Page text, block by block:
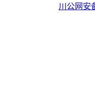
川公网安